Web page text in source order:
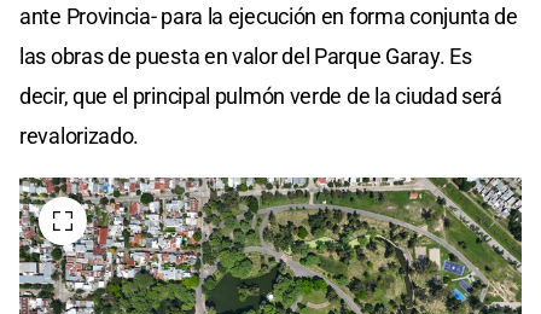
ante Provincia- para la ejecución en forma conjunta de
las obras de puesta en valor del Parque Garay. Es
decir, que el principal pulmón verde de la ciudad será
revalorizado.